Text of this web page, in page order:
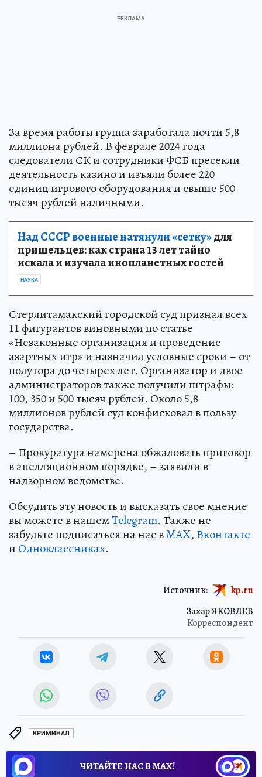
За время работы группа заработала почти 5,8
миллиона рублей. В феврале 2024 года
следователи СК и сотрудники ФСБ пресекли
деятельность казино и изъяли более 220
единиц игрового оборудования и свыше 500
тысяч рублей наличными.
Над СССР военные натянули «сетку»для
пришельцев: как страна 13 лет тайно
искала и изучала инопланетных гостей
НАУКА
Стерлитамакский городской суд признал всех
11 фигурантов виновными по статье
«Незаконные организация и проведение
азартных игр» и назначил условные сроки – от
полутора до четырех лет. Организатор и двое
администраторов также получили штрафы:
100, 350 и 500 тысяч рублей. Около 5,8
миллионов рублей суд конфисковал в пользу
государства.
– Прокуратура намерена обжаловать приговор
в апелляционном порядке, – заявили в
надзорном ведомстве.
Обсудить эту новость и высказать свое мнение
вы можете в нашемTelegram. Также не
забудьте подписаться на нас вMAX, Вконтакте
и Одноклассниках.
Захар ЯКОВЛЕВ
Корреспондент
Источник: kp.ru
КРИМИНАЛ
ЧИТАЙТЕ НАС В МАХ!